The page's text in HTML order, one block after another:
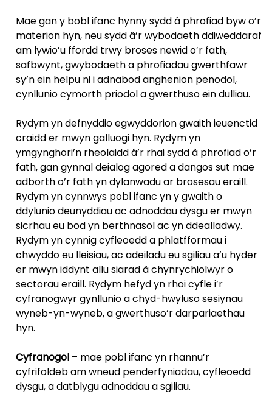
Mae gan y bobl ifanc hynny sydd â phrofiad byw o’r
materion hyn, neu sydd â’r wybodaeth ddiweddaraf
am lywio’u ffordd trwy broses newid o’r fath,
safbwynt, gwybodaeth a phrofiadau gwerthfawr
sy’n ein helpu ni i adnabod anghenion penodol,
cynllunio cymorth priodol a gwerthuso ein dulliau.
Rydym yn defnyddio egwyddorion gwaith ieuenctid
craidd er mwyn galluogi hyn. Rydym yn
ymgynghori’n rheolaidd â’r rhai sydd â phrofiad o’r
fath, gan gynnal deialog agored a dangos sut mae
adborth o’r fath yn dylanwadu ar brosesau eraill.
Rydym yn cynnwys pobl ifanc yn y gwaith o
ddylunio deunyddiau ac adnoddau dysgu er mwyn
sicrhau eu bod yn berthnasol ac yn ddealladwy.
Rydym yn cynnig cyfleoedd a phlatfformau i
chwyddo eu lleisiau, ac adeiladu eu sgiliau a’u hyder
er mwyn iddynt allu siarad â chynrychiolwyr o
sectorau eraill. Rydym hefyd yn rhoi cyfle i’r
cyfranogwyr gynllunio a chyd-hwyluso sesiynau
wyneb-yn-wyneb, a gwerthuso’r darpariaethau
hyn.
Cyfranogol – mae pobl ifanc yn rhannu’r
cyfrifoldeb am wneud penderfyniadau, cyfleoedd
dysgu, a datblygu adnoddau a sgiliau.